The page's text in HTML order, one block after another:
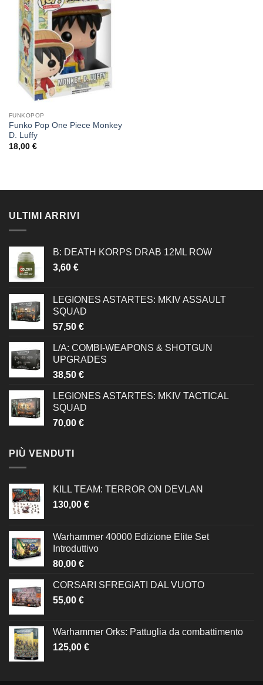
alla lista
dei
desideri
FUNKOPOP
Funko Pop One Piece Monkey
D. Luffy
18,00 €
ULTIMI ARRIVI
B: DEATH KORPS DRAB 12ML ROW
3,60 €
LEGIONES ASTARTES: MKIV ASSAULT
SQUAD
57,50 €
L/A: COMBI-WEAPONS & SHOTGUN
UPGRADES
38,50 €
LEGIONES ASTARTES: MKIV TACTICAL
SQUAD
70,00 €
PIÙ VENDUTI
KILL TEAM: TERROR ON DEVLAN
130,00 €
Warhammer 40000 Edizione Elite Set
Introduttivo
80,00 €
CORSARI SFREGIATI DAL VUOTO
55,00 €
Warhammer Orks: Pattuglia da combattimento
125,00 €